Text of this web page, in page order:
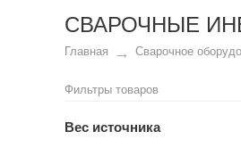
СВАРОЧНЫЕ
Главная Сварочное
Фильтры товаров
Вес источника